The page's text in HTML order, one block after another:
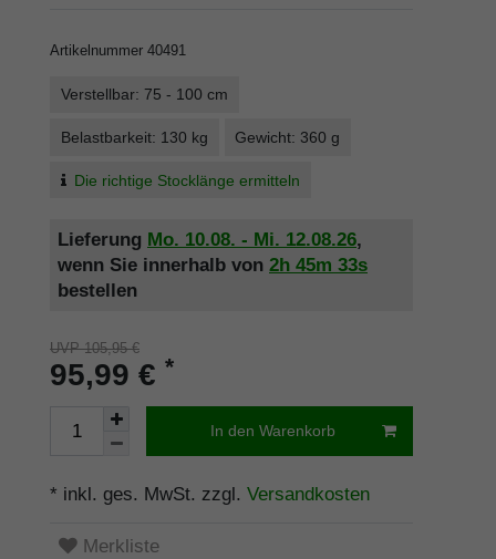
Artikelnummer 40491
Verstellbar: 75 - 100 cm
Belastbarkeit: 130 kg Gewicht: 360 g
Die richtige Stocklänge ermitteln
Lieferung Mo. 10.08. - Mi. 12.08.26,
wenn Sie innerhalb von 2h 45m 33s
bestellen
UVP 105,95 €
95,99 € *
In den Warenkorb
* inkl. ges. MwSt. zzgl. Versandkosten
Merkliste